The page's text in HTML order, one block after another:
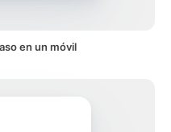
en un móvil